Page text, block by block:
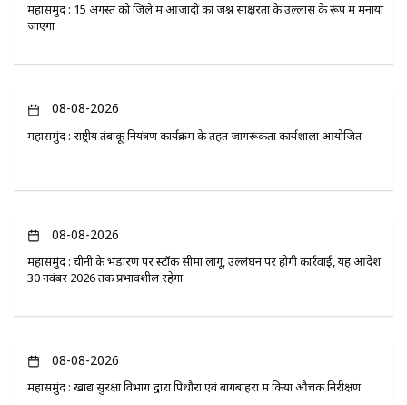
महासमुंद : 15 अगस्त को जिले में आजादी का जश्न साक्षरता के उल्लास के रूप में मनाया
जाएगा
08-08-2026
महासमुंद : राष्ट्रीय तंबाकू नियंत्रण कार्यक्रम के तहत जागरूकता कार्यशाला आयोजित
08-08-2026
महासमुंद : चीनी के भंडारण पर स्टॉक सीमा लागू, उल्लंघन पर होगी कार्रवाई, यह आदेश
30 नवंबर 2026 तक प्रभावशील रहेगा
08-08-2026
महासमुंद : खाद्य सुरक्षा विभाग द्वारा पिथौरा एवं बागबाहरा में किया औचक निरीक्षण